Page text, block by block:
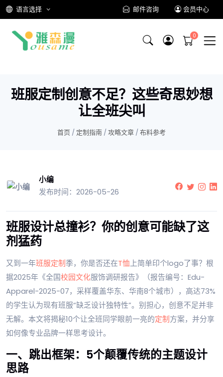
语言选择 邮件咨询 会员中心
班服定制创意不足？这些奇思妙想
让全班尖叫
首页 / 定制指南 / 攻略文章 / 布料参考
小编
发布时间：2026-05-26
班服设计总撞衫？你的创意可能缺了这
剂猛药
又到一年班服定制季，你是否还在T恤上简单印个logo了事？根
据2025年《全国校园文化服饰调研报告》（报告编号：Edu-
Apparel-2025-07，采样覆盖华东、华南8个城市），高达73%
的学生认为现有班服“缺乏设计独特性”。别担心，创意不足并非
无解。本文将揭秘10个让全班同学眼前一亮的定制方案，并分享
如何像专业品牌一样思考设计。
一、跳出框架：5个颠覆传统的主题设计
思路